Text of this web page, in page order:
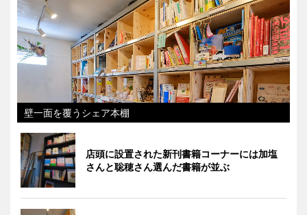
壁一面を覆うシェア本棚
店頭に設置された新刊書籍コーナーには加塩
さんと聡穂さん選んだ書籍が並ぶ